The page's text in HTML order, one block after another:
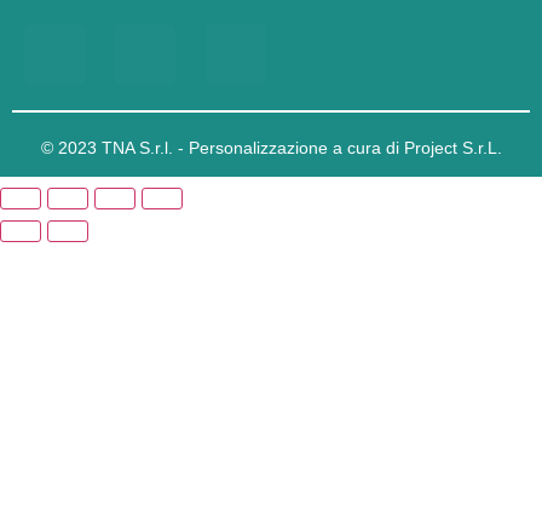
© 2023 TNA S.r.l. - Personalizzazione a cura di Project S.r.L.